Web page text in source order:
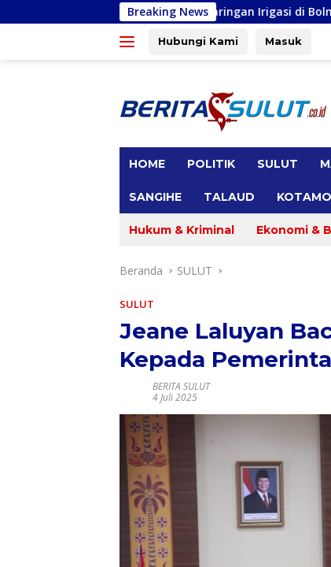
ke
Breaking News
Rehabilitasi Tiga Jaringan Irigasi di Bolmong Raya,
Hubungi Kami Masuk
HOME POLITIK SULUT
SANGIHE TALAUD
Hukum & Kriminal Ekonomi &
Beranda SULUT
SULUT
Jeane Laluyan
Kepada
BERITA SULUT
4 Juli 2025